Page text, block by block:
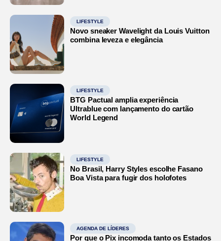
LIFESTYLE
Novo sneaker Wavelight da Louis Vuitton
combina leveza e elegância
LIFESTYLE
BTG Pactual amplia experiência
Ultrablue com lançamento do cartão
World Legend
LIFESTYLE
No Brasil, Harry Styles escolhe Fasano
Boa Vista para fugir dos holofotes
AGENDA DE LÍDERES
Por que o Pix incomoda tanto os Estados